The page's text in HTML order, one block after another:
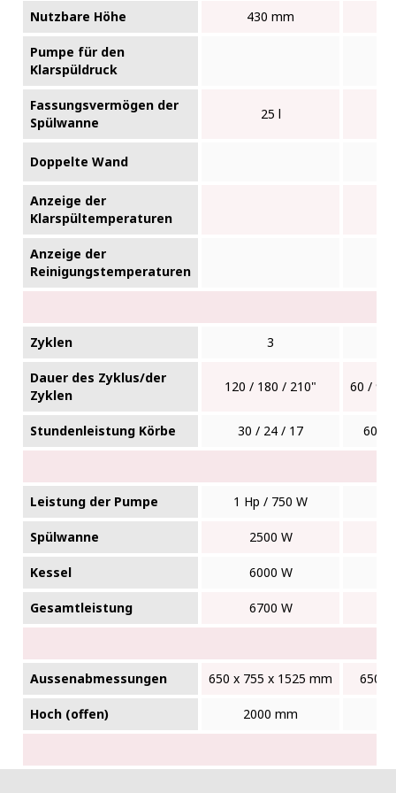
Nutzbare Höhe 430 mm
Pumpe für den
Klarspüldruck
Fassungsvermögen der
Spülwanne
25 l
Doppelte Wand
Anzeige der
Klarspültemperaturen
Anzeige der
Reinigungstemperaturen
Zyklen 3
Dauer des Zyklus/der
Zyklen
120 / 180 / 210" 60 / 90
Stundenleistung Körbe 30 / 24 / 17 60 /
Leistung der Pumpe 1 Hp / 750 W
Spülwanne 2500 W
Kessel 6000 W
Gesamtleistung 6700 W
Aussenabmessungen 650 x 755 x 1525 mm 650 x
Hoch (offen) 2000 mm